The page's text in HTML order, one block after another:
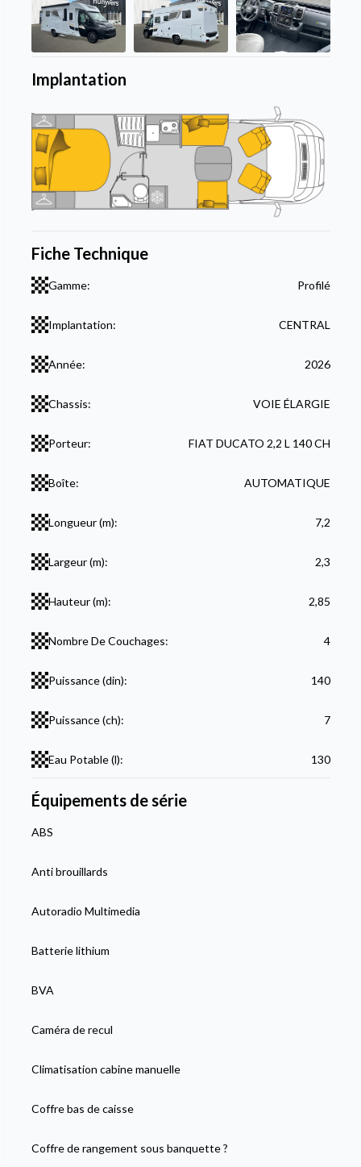
Implantation
Fiche Technique
Gamme: Profilé
Implantation: CENTRAL
Année: 2026
Chassis: VOIE ÉLARGIE
Porteur: FIAT DUCATO 2,2 L 140 CH
Boîte: AUTOMATIQUE
Longueur (m): 7,2
Largeur (m): 2,3
Hauteur (m): 2,85
Nombre De Couchages: 4
Puissance (din): 140
Puissance (ch): 7
Eau Potable (l): 130
Équipements de série
ABS
Anti brouillards
Autoradio Multimedia
Batterie lithium
BVA
Caméra de recul
Climatisation cabine manuelle
Coffre bas de caisse
Coffre de rangement sous banquette ?